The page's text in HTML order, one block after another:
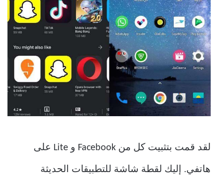
لقد قمت بتثبيت كل من Facebook و Lite على
هاتفي. إليك لقطة شاشة للتطبيقات الحديثة